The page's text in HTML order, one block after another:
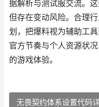
据解析与测试服交流。
但存在变动风险。合理
划，把爆料视为辅助工
官方节奏与个人资源状
的游戏体验。
无畏契约体系设置代码